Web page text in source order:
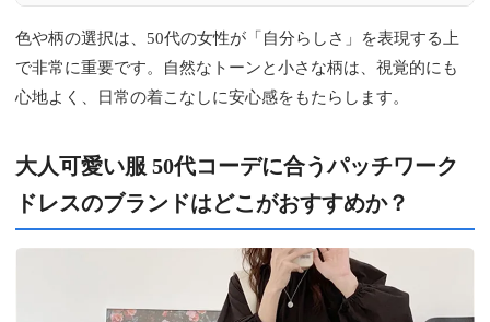
色や柄の選択は、50代の女性が「自分らしさ」を表現する上
で非常に重要です。自然なトーンと小さな柄は、視覚的にも
心地よく、日常の着こなしに安心感をもたらします。
大人可愛い服 50代コーデに合うパッチワーク
ドレスのブランドはどこがおすすめか？